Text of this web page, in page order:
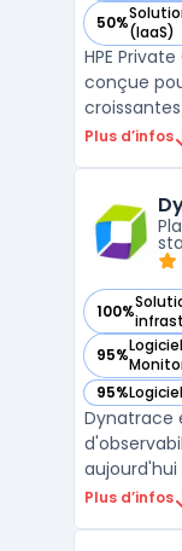
50%(IaaS)
— voir HPE
HPE
conçue
intégrant
logiciels
Plus d’infos
100%
— voir
95%
— voir
95%
— voir
Dynatrace
Plus d’infos